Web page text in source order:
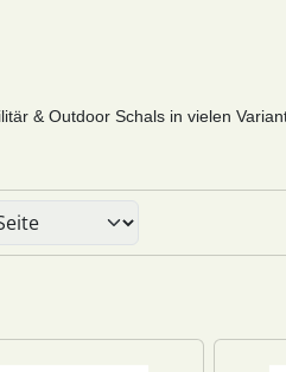
& Outdoor Schals in vielen